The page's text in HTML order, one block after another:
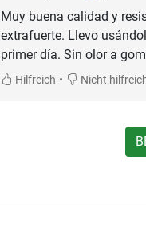
Muy buena calidad y
extrafuerte. Llevo
primer día. Sin olor a
Hilfreich • Nicht